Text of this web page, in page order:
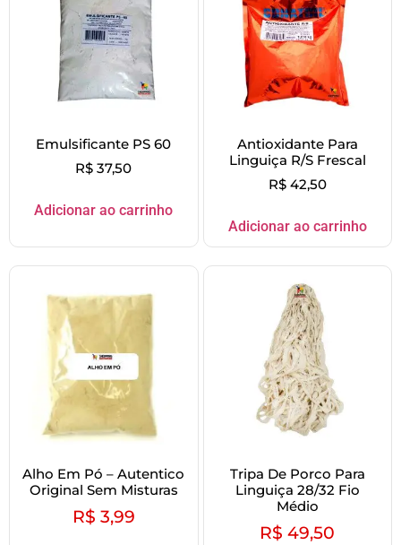
Emulsificante PS 60
R$ 37,50
Adicionar ao carrinho
Antioxidante Para
Linguiça R/S Frescal
R$42,50
Adicionar ao carrinho
Alho Em Pó – Autentico
Original Sem Misturas
R$ 3,99
Tripa De Porco Para
Linguiça 28/32 Fio
Médio
R$ 49,50